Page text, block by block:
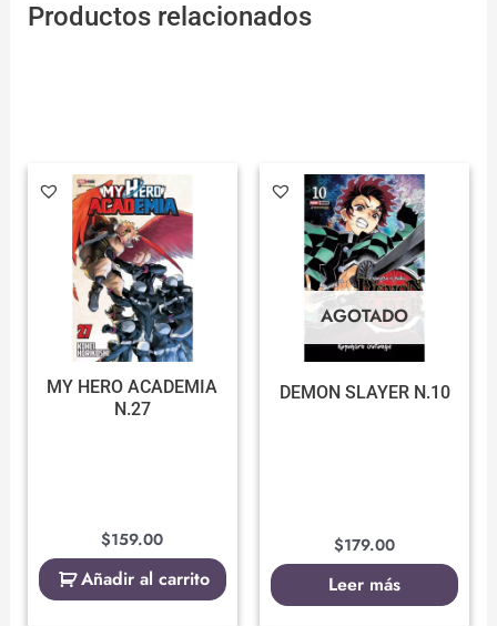
Productos relacionados
MY HERO ACADEMIA
N.27
$159.00
Añadir al carrito
AGOTADO
DEMON SLAYER N.10
$179.00
Leer más